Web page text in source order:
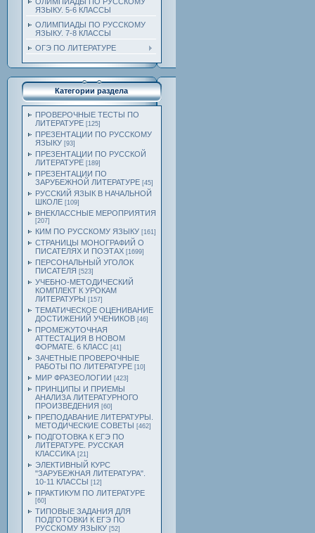
ЯЗЫКУ. 5-6 КЛАССЫ
ОЛИМПИАДЫ ПО РУССКОМУ
ЯЗЫКУ. 7-8 КЛАССЫ
ОГЭ ПО ЛИТЕРАТУРЕ
Категории раздела
ПРОВЕРОЧНЫЕ ТЕСТЫ ПО
ЛИТЕРАТУРЕ [125]
ПРЕЗЕНТАЦИИ ПО РУССКОМУ
ЯЗЫКУ [93]
ПРЕЗЕНТАЦИИ ПО РУССКОЙ
ЛИТЕРАТУРЕ [189]
ПРЕЗЕНТАЦИИ ПО
ЗАРУБЕЖНОЙ ЛИТЕРАТУРЕ [45]
РУССКИЙ ЯЗЫК В НАЧАЛЬНОЙ
ШКОЛЕ [109]
ВНЕКЛАССНЫЕ МЕРОПРИЯТИЯ
[207]
КИМ ПО РУССКОМУ ЯЗЫКУ [161]
СТРАНИЦЫ МОНОГРАФИЙ О
ПИСАТЕЛЯХ И ПОЭТАХ [1699]
ПЕРСОНАЛЬНЫЙ УГОЛОК
ПИСАТЕЛЯ [523]
УЧЕБНО-МЕТОДИЧЕСКИЙ
КОМПЛЕКТ К УРОКАМ
ЛИТЕРАТУРЫ [157]
ТЕМАТИЧЕСКОЕ ОЦЕНИВАНИЕ
ДОСТИЖЕНИЙ УЧЕНИКОВ [46]
ПРОМЕЖУТОЧНАЯ
АТТЕСТАЦИЯ В НОВОМ
ФОРМАТЕ. 6 КЛАСС [41]
ЗАЧЕТНЫЕ ПРОВЕРОЧНЫЕ
РАБОТЫ ПО ЛИТЕРАТУРЕ [10]
МИР ФРАЗЕОЛОГИИ [423]
ПРИНЦИПЫ И ПРИЕМЫ
АНАЛИЗА ЛИТЕРАТУРНОГО
ПРОИЗВЕДЕНИЯ [60]
ПРЕПОДАВАНИЕ ЛИТЕРАТУРЫ.
МЕТОДИЧЕСКИЕ СОВЕТЫ [462]
ПОДГОТОВКА К ЕГЭ ПО
ЛИТЕРАТУРЕ. РУССКАЯ
КЛАССИКА [21]
ЭЛЕКТИВНЫЙ КУРС
"ЗАРУБЕЖНАЯ ЛИТЕРАТУРА".
10-11 КЛАССЫ [12]
ПРАКТИКУМ ПО ЛИТЕРАТУРЕ
[60]
ТИПОВЫЕ ЗАДАНИЯ ДЛЯ
ПОДГОТОВКИ К ЕГЭ ПО
РУССКОМУ ЯЗЫКУ [52]